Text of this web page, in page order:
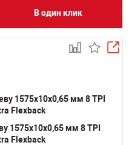
В один клик
1575х10х0,65 мм 8 TPI
Flexback